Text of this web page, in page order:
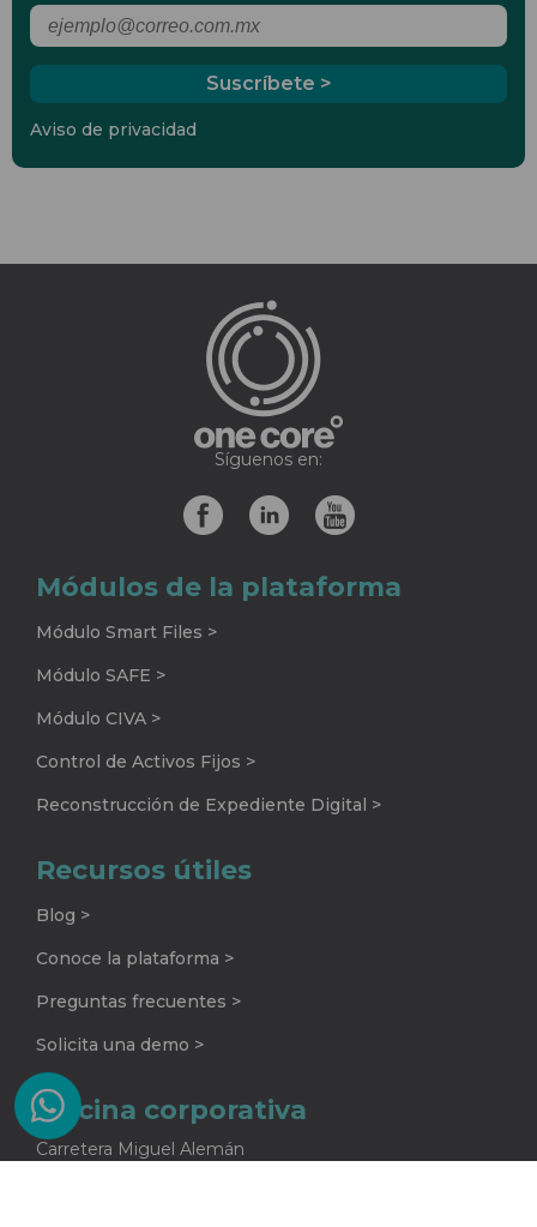
Aviso de privacidad
Síguenos en:
Módulos de la plataforma
Módulo Smart Files >
Módulo SAFE >
Módulo CIVA >
Control de Activos Fijos >
Reconstrucción de Expediente Digital >
Recursos útiles
Blog >
Conoce la plataforma >
Preguntas frecuentes >
Solicita una demo >
Oficina corporativa
Carretera Miguel Alemán